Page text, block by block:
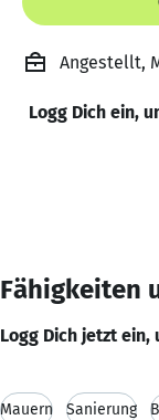
Angestellt,
Logg Dich ein,
Fähigkeiten
Logg Dich jetzt ein,
Mauern Sanierung